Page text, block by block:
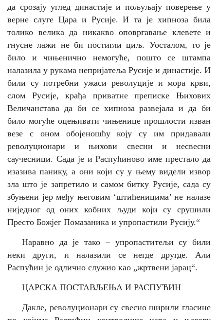
да срозају углед династије и пољуљају поверење у
верне слуге Цара и Русије. И та је хипноза била
толико велика да никакво оповргавање клевете и
гнусне лажи не би постигли циљ. Уосталом, то је
било и чињенично немогуће, пошто се штампа
налазила у рукама непријатеља Русије и династије. И
били су потребни ужаси револуције и мора крви,
слом Русије, крађа приватне преписке Њихових
Величанстава да би се хипноза развејала и да би
било могуће оцењивати чињенице прошлости изван
везе с оном обојеношћу коју су им придавали
револуционари и њихови свесни и несвесни
саучесници. Сада је и Распућиново име престало да
изазива панику, а они који су у њему видели извор
зла што је запретило и самом битку Русије, сада су
збуњени јер међу његовим ‘штићеницима’ не налазе
ниједног од оних кобних људи који су срушили
Престо Божјег Помазаника и упропастили Русију.“
Наравно да је тако – упропаститељи су били
неки други, и налазили се негде другде. Али
Распућин је одлично служио као „жртвени јарац“.
ЦАРСКА ПОСТАВЉЕЊА И РАСПУЋИН
Дакле, револуционари су свесно ширили гласине